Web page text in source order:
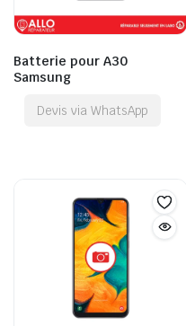
Batterie pour A30
Samsung
Devis via WhatsApp